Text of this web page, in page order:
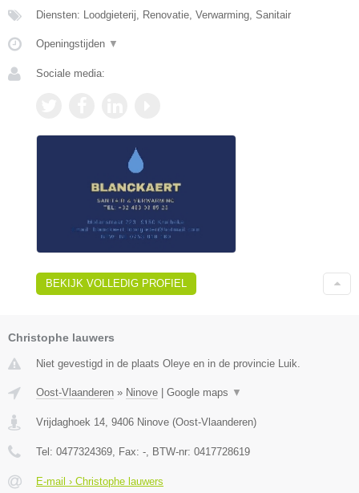
Diensten: Loodgieterij, Renovatie, Verwarming, Sanitair
Openingstijden ▼
Sociale media:
BEKIJK VOLLEDIG PROFIEL
Christophe lauwers
Niet gevestigd in de plaats Oleye en in de provincie Luik.
Oost-Vlaanderen » Ninove | Google maps ▼
Vrijdaghoek 14 9406 Ninove (Oost-Vlaanderen)
Tel: 0477324369 , Fax: - , BTW-nr: 0417728619
E-mail › Christophe lauwers